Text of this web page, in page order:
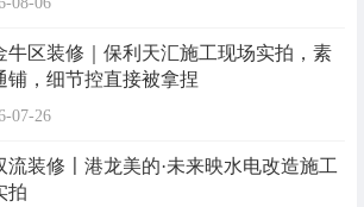
牛区装修｜保利天汇施工现场实拍，素
铺，细节控直接被拿捏
07-26
流装修〡港龙美的·未来映水电改造施工
拍